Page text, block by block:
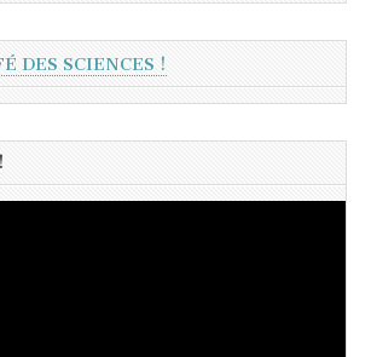
DES SCIENCES !